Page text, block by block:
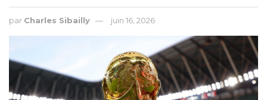
par Charles Sibailly juin 16, 2026